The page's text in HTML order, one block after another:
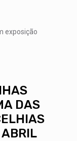
exposição
DAS
ABRIL